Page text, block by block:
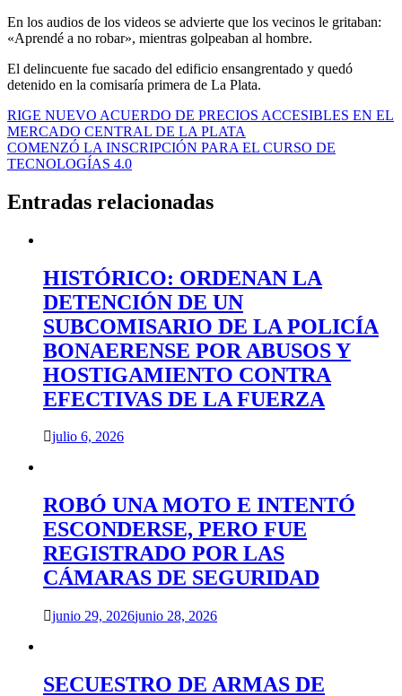
En los audios de los videos se advierte que los vecinos le gritaban:
«Aprendé a no robar», mientras golpeaban al hombre.
El delincuente fue sacado del edificio ensangrentado y quedó
detenido en la comisaría primera de La Plata.
Navegación
de
entradas
RIGE NUEVO ACUERDO DE PRECIOS ACCESIBLES EN EL
MERCADO CENTRAL DE LA PLATA
COMENZÓ LA INSCRIPCIÓN PARA EL CURSO DE
TECNOLOGÍAS 4.0
Entradas relacionadas
HISTÓRICO: ORDENAN LA
DETENCIÓN DE UN
SUBCOMISARIO DE LA POLICÍA
BONAERENSE POR ABUSOS Y
HOSTIGAMIENTO CONTRA
EFECTIVAS DE LA FUERZA
julio 6, 2026
ROBÓ UNA MOTO E INTENTÓ
ESCONDERSE, PERO FUE
REGISTRADO POR LAS
CÁMARAS DE SEGURIDAD
junio 29, 2026junio 28, 2026
SECUESTRO DE ARMAS DE